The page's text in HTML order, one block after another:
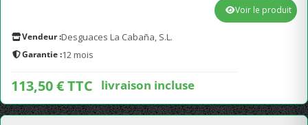
Vendeur :Desguaces La Cabaña, S.L.
Garantie :12 mois
113,50 € TTC livraison incluse
Voir le produit